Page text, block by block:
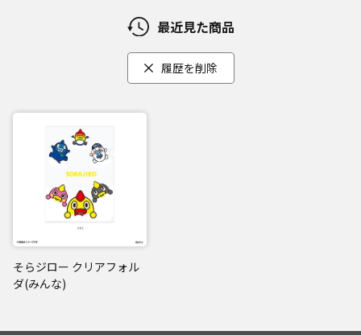
最近見た商品
履歴を削除
そらジロー クリアフォル
ダ(みんな)